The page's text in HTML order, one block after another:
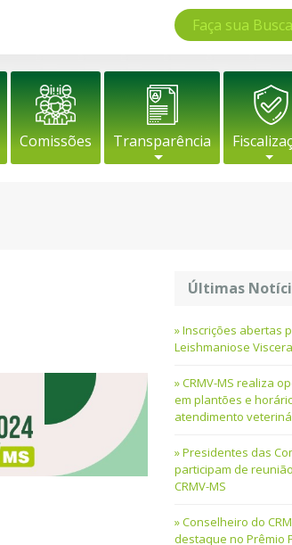
Comissões Transparência
Últimas
Inscrições abertas
Leishmaniose
CRMV-MS realiza
em plantões e
atendimento
Presidentes das
participam de
CRMV-MS
Conselheiro do
destaque no Prêmio